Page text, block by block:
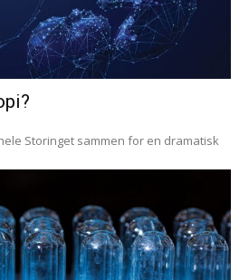
Storinget sammen for en dramatisk